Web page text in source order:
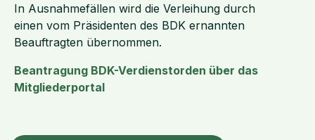
In Ausnahmefällen wird die Verleihung durch
einen vom Präsidenten des BDK ernannten
Beauftragten übernommen.
Beantragung BDK-Verdienstorden über das
Mitgliederportal